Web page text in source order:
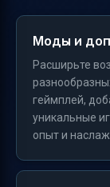
Моды и
Расширьте
геймплей,
уникальные
опыт и